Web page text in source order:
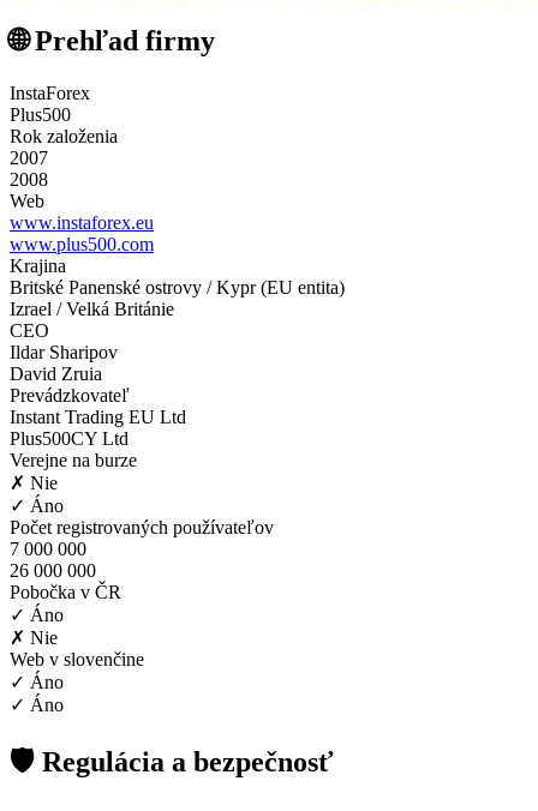
🌐 Prehľad firmy
InstaForex
Plus500
Rok založenia
2007
2008
Web
www.instaforex.eu
www.plus500.com
Krajina
Britské Panenské ostrovy / Kypr (EU entita)
Izrael / Velká Británie
CEO
Ildar Sharipov
David Zruia
Prevádzkovateľ
Instant Trading EU Ltd
Plus500CY Ltd
Verejne na burze
✗ Nie
✓ Áno
Počet registrovaných používateľov
7 000 000
26 000 000
Pobočka v ČR
✓ Áno
✗ Nie
Web v slovenčine
✓ Áno
✓ Áno
🛡️ Regulácia a bezpečnosť